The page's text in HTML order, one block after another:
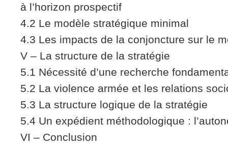
à l’horizon prospectif
4.2 Le modèle stratégique minimal
4.3 Les impacts de la conjoncture sur le
V – La structure de la stratégie
5.1 Nécessité d’une recherche
5.2 La violence armée et les relations
5.3 La structure logique de la stratégie
5.4 Un expédient méthodologique :
VI – Conclusion